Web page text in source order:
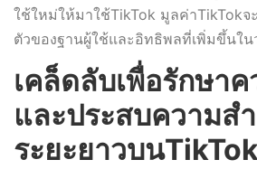
ใช้ใหม่ให้มาใช้TikTok มูลค่าTikTokจ
ตัวของฐานผู้ใช้และอิทธิพลที่เพิ่มขึ้นใน
เคล็ดลับเพื่อรักษา
และประสบความส
ระยะยาวบน